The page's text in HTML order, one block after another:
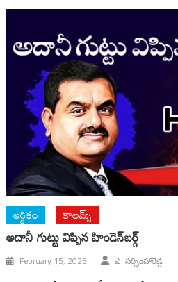
ఆర్ధికం కాలమ్స్
అదానీ గుట్టు విప్పిన హిండెన్‌బర్గ్‌
February 15, 2023 ఎ. నర్సింహారెడ్డి